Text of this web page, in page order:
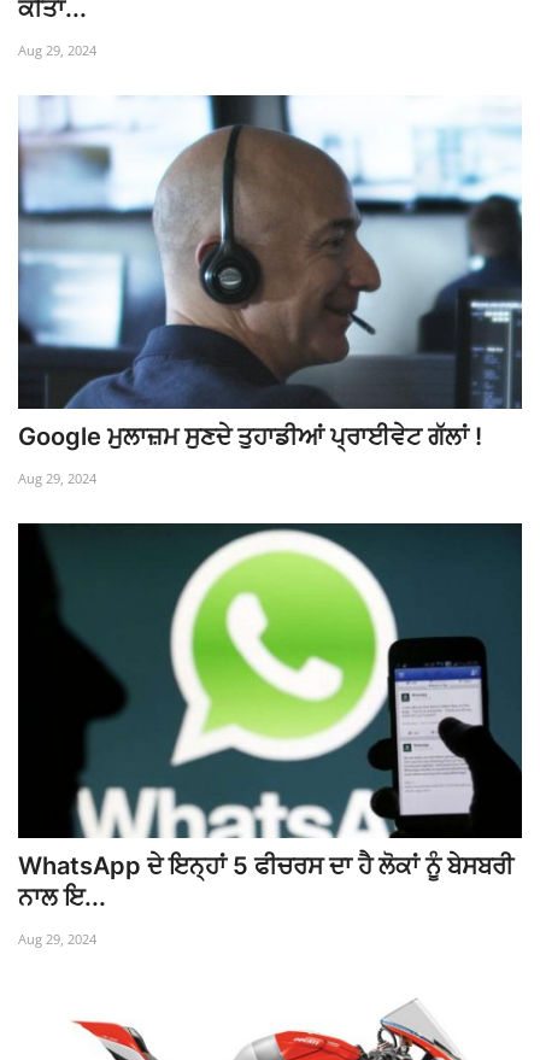
ਕੀਤਾ...
Aug 29, 2024
Google ਮੁਲਾਜ਼ਮ ਸੁਣਦੇ ਤੁਹਾਡੀਆਂ ਪ੍ਰਾਈਵੇਟ ਗੱਲਾਂ !
Aug 29, 2024
WhatsApp ਦੇ ਇਨ੍ਹਾਂ 5 ਫੀਚਰਸ ਦਾ ਹੈ ਲੋਕਾਂ ਨੂੰ ਬੇਸਬਰੀ
ਨਾਲ ਇ...
Aug 29, 2024